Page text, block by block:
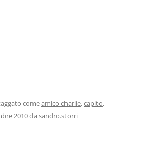
comeamico charlie,capito,
2010da sandro.storri